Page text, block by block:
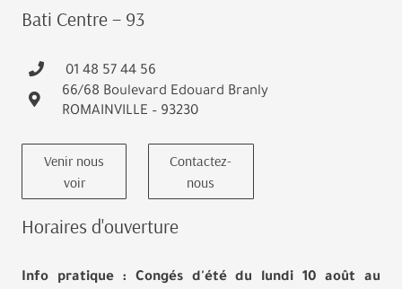
Bati Centre – 93
01 48 57 44 56
66/68 Boulevard Edouard Branly
ROMAINVILLE – 93230
Venir nous
voir
Contactez-
nous
Horaires d'ouverture
Info pratique : Congés d'été du lundi 10 août au